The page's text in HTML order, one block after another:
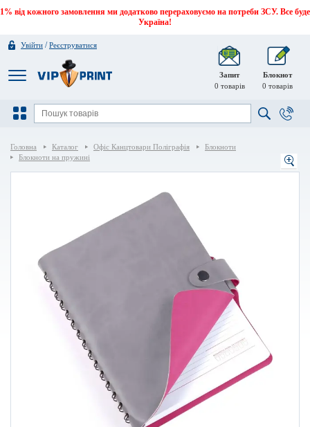
1% від кожного замовлення ми додатково перераховуємо на потреби ЗСУ. Все буде
Україна!
Увійти /Реєструватися
Запит
0 товарів
Блокнот
0 товарів
Головна Каталог Офіс Канцтовари Поліграфія
Блокноти
Блокноти на пружині